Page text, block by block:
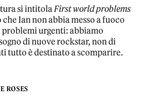
si intitolaFirst world problems
Ian non abbia messo a fuoco
problemi urgenti: abbiamo
di nuove rockstar, non di
tutto è destinato a scomparire.
ROSES